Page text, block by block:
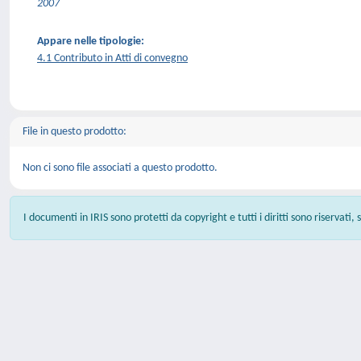
2007
Appare nelle tipologie:
4.1 Contributo in Atti di convegno
File in questo prodotto:
Non ci sono file associati a questo prodotto.
I documenti in IRIS sono protetti da copyright e tutti i diritti sono riservati,